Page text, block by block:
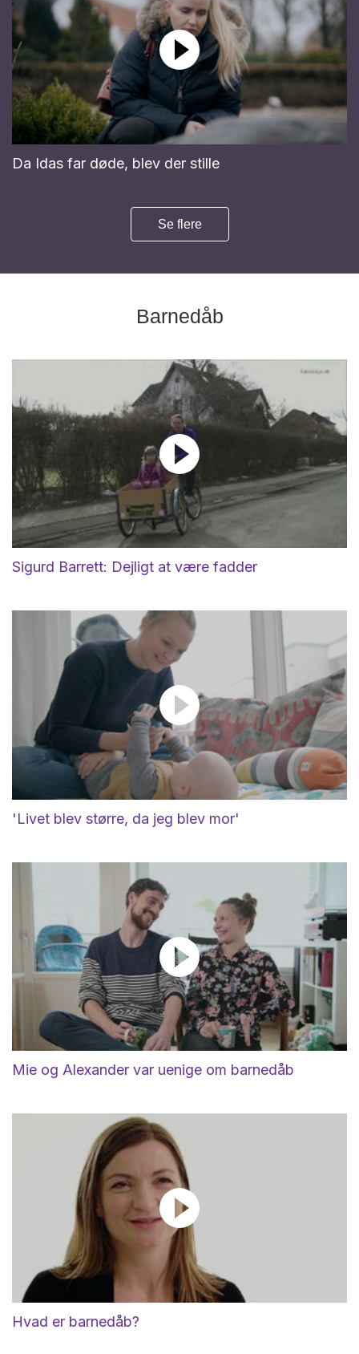
Da Idas far døde, blev der stille
Se flere
Barnedåb
Sigurd Barrett: Dejligt at være fadder
'Livet blev større, da jeg blev mor'
Mie og Alexander var uenige om barnedåb
Hvad er barnedåb?